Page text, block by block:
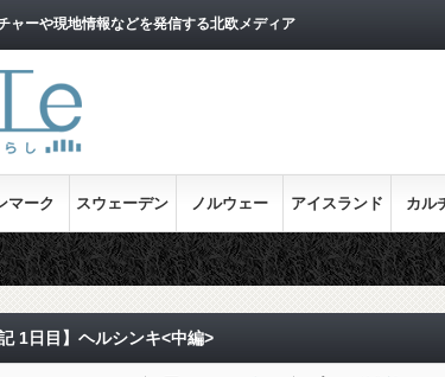
ャーや現地情報などを発信する北欧メディア
マーク スウェーデン ノルウェー アイスランド カル
1日目】ヘルシンキ<中編>